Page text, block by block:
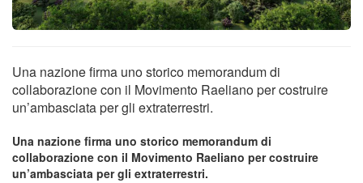
Una nazione firma uno storico memorandum di
collaborazione con il Movimento Raeliano per costruire
un’ambasciata per gli extraterrestri.
Una nazione firma uno storico memorandum di
collaborazione con il Movimento Raeliano per costruire
un’ambasciata per gli extraterrestri.